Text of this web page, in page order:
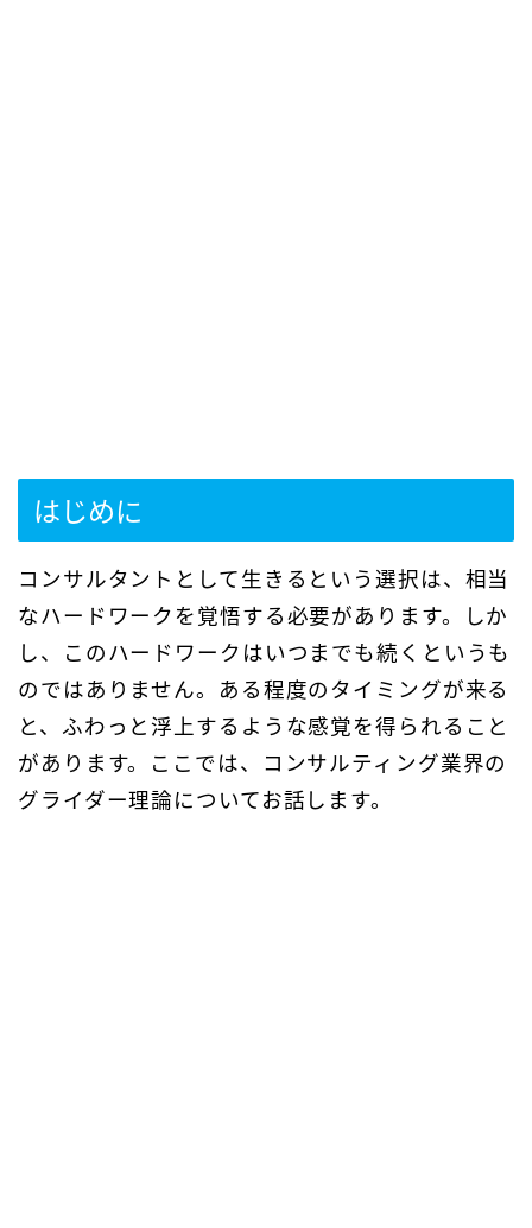
はじめに
コンサルタントとして生きるという選択は、相当
なハードワークを覚悟する必要があります。しか
し、このハードワークはいつまでも続くというも
のではありません。ある程度のタイミングが来る
と、ふわっと浮上するような感覚を得られること
があります。ここでは、コンサルティング業界の
グライダー理論についてお話します。